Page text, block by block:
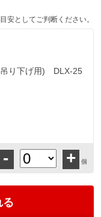
安としてご判断ください。
り下げ用) DLX-25
- + 個